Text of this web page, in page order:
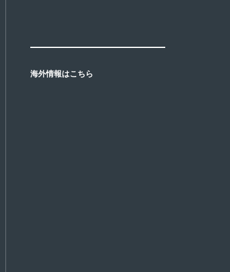
海外情報はこちら